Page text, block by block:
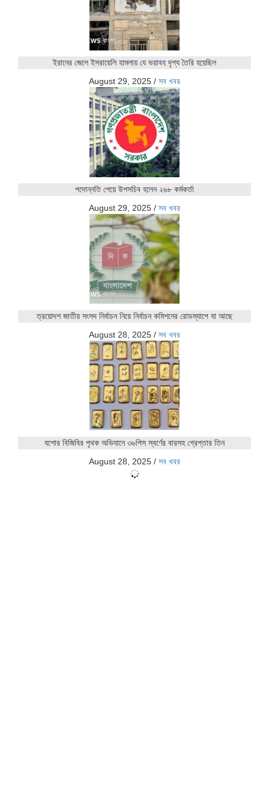
ইরানের জেলে ইসরায়েলি হামলায় যে ভয়াবহ দৃশ্য তৈরি হয়েছিল
August 29, 2025 / সব খবর
পদোন্নতি পেয়ে উপসচিব হলেন ২৬৮ কর্মকর্তা
August 29, 2025 / সব খবর
ত্রয়োদশ জাতীয় সংসদ নির্বাচন নিয়ে নির্বাচন কমিশনের রোডম্যাপে যা আছে
August 28, 2025 / সব খবর
যশোর বিজিবির পৃথক অভিযানে ৩৬পিস স্বর্ণের বারসহ গ্রেপ্তার তিন
August 28, 2025 / সব খবর